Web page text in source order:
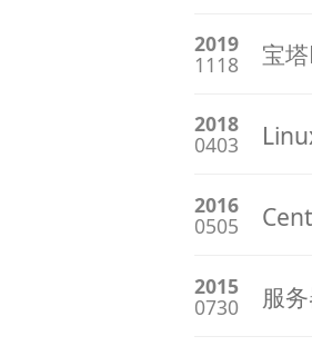
2019
1118 宝
2018
0403
2016
0505
2015
0730 服